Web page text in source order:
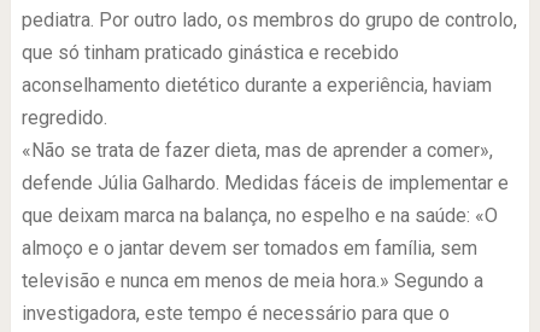
pediatra. Por outro lado, os membros do grupo de controlo,
que só tinham praticado ginástica e recebido
aconselhamento dietético durante a experiência, haviam
regredido.
«Não se trata de fazer dieta, mas de aprender a comer»,
defende Júlia Galhardo. Medidas fáceis de implementar e
que deixam marca na balança, no espelho e na saúde: «O
almoço e o jantar devem ser tomados em família, sem
televisão e nunca em menos de meia hora.» Segundo a
investigadora, este tempo é necessário para que o